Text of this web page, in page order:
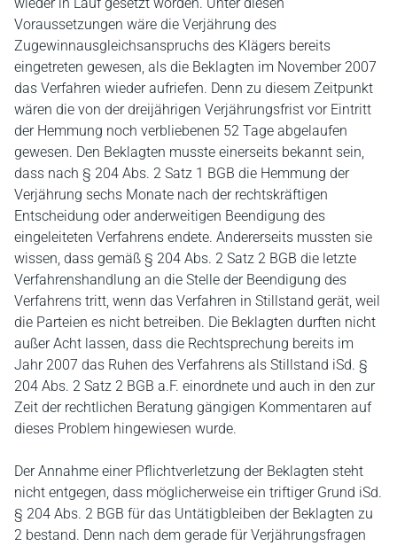
Voraussetzungen wäre die Verjährung des
Zugewinnausgleichsanspruchs des Klägers bereits
eingetreten gewesen, als die Beklagten im November 2007
das Verfahren wieder aufriefen. Denn zu diesem Zeitpunkt
wären die von der dreijährigen Verjährungsfrist vor Eintritt
der Hemmung noch verbliebenen 52 Tage abgelaufen
gewesen. Den Beklagten musste einerseits bekannt sein,
dass nach § 204 Abs. 2 Satz 1 BGB die Hemmung der
Verjährung sechs Monate nach der rechtskräftigen
Entscheidung oder anderweitigen Beendigung des
eingeleiteten Verfahrens endete. Andererseits mussten sie
wissen, dass gemäß § 204 Abs. 2 Satz 2 BGB die letzte
Verfahrenshandlung an die Stelle der Beendigung des
Verfahrens tritt, wenn das Verfahren in Stillstand gerät, weil
die Parteien es nicht betreiben. Die Beklagten durften nicht
außer Acht lassen, dass die Rechtsprechung bereits im
Jahr 2007 das Ruhen des Verfahrens als Stillstand iSd. §
204 Abs. 2 Satz 2 BGB a.F. einordnete und auch in den zur
Zeit der rechtlichen Beratung gängigen Kommentaren auf
dieses Problem hingewiesen wurde.
Der Annahme einer Pflichtverletzung der Beklagten steht
nicht entgegen, dass möglicherweise ein triftiger Grund iSd.
§ 204 Abs. 2 BGB für das Untätigbleiben der Beklagten zu
2 bestand. Denn nach dem gerade für Verjährungsfragen